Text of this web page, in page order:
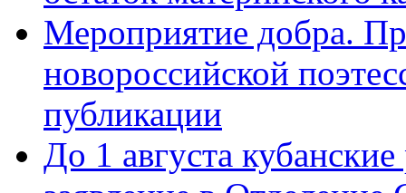
Мероприятие добра.
новороссийской
публикации
До 1 августа